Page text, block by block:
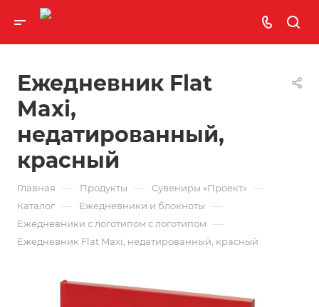
Ежедневник Flat
Maxi,
недатированный,
красный
Главная — Продукты — Сувениры «Проект» —
Каталог — Ежедневники и блокноты —
Ежедневники с логотипом с логотипом —
Ежедневник Flat Maxi, недатированный, красный